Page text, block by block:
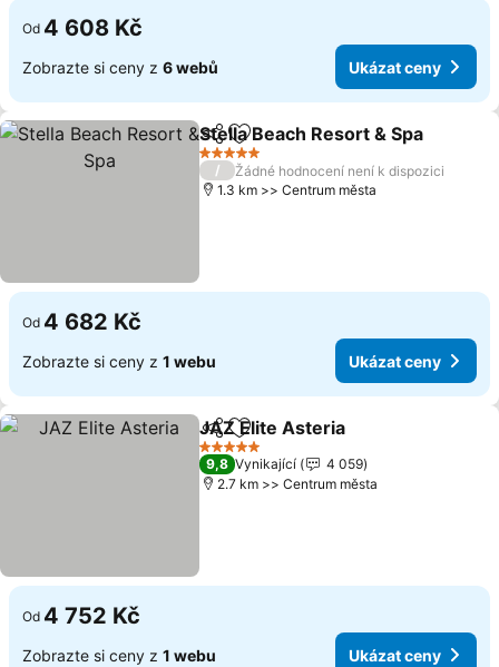
Od 4 608 Kč
Zobrazte si ceny z 6 webů Ukázat ceny
SdíletPřidat na seznam oblíbených
Stella Beach Resort & Spa
5 Počet hvězdiček
/
Žádné hodnocení není k dispozici
1.3 km >> Centrum města
Od 4 682 Kč
Zobrazte si ceny z 1 webu Ukázat ceny
SdíletPřidat na seznam oblíbených
JAZ Elite Asteria
5 Počet hvězdiček
9,8 Vynikající
4 059
2.7 km >> Centrum města
Od 4 752 Kč
Zobrazte si ceny z 1 webu Ukázat ceny